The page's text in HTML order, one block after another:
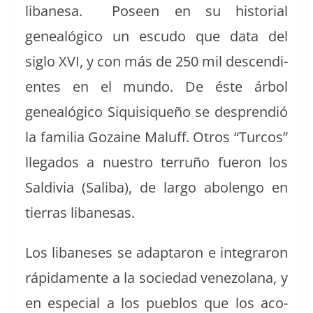
libane­sa. Poseen en su his­to­r­i­al
genealógi­co un escu­do que data del
siglo XVI, y con más de 250 mil descen­di­
entes en el mun­do. De éste árbol
genealógi­co Siquisiqueño se desprendió
la famil­ia Gozaine Maluff. Otros “Tur­cos”
lle­ga­dos a nue­stro ter­ruño fueron los
Sal­divia (Sal­i­ba), de largo abolen­go en
tier­ras libanesas.
Los libane­ses se adap­taron e inte­graron
ráp­i­da­mente a la sociedad vene­zolana, y
en espe­cial a los pueb­los que los aco­